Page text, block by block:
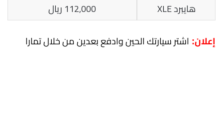
هايبرد XLE
112,000 ريال
إعلان: اشتر سيارتك الحين وادفع بعدين من خلال تمارا